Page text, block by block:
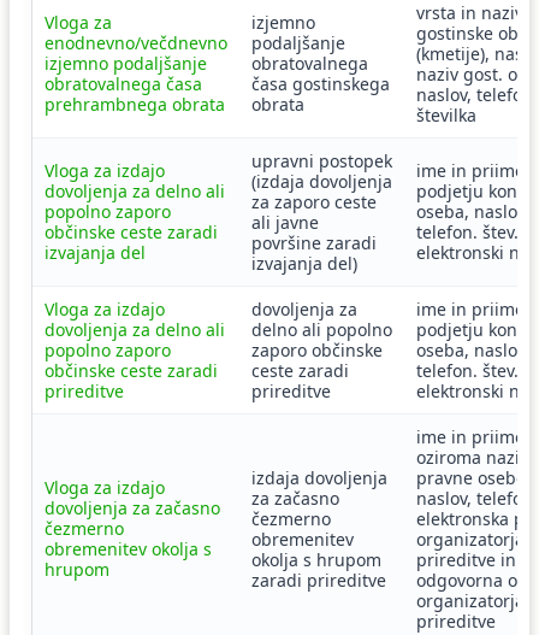
Vloga za
enodnevno/večdnevno
izjemno podaljšanje
obratovalnega časa
prehrambnega obrata
izjemno
podaljšanje
obratovalnega
časa gostinskega
obrata
vrsta in naziv
gostinske
(kmetije),
naziv gost.
naslov,
številka
Vloga za izdajo
dovoljenja za delno ali
popolno zaporo
občinske ceste zaradi
izvajanja del
upravni postopek
(izdaja dovoljenja
za zaporo ceste
ali javne
površine zaradi
izvajanja del)
ime in
podjetju
oseba, naslov,
telefon. štev.,
elektronski
Vloga za izdajo
dovoljenja za delno ali
popolno zaporo
občinske ceste zaradi
prireditve
dovoljenja za
delno ali popolno
zaporo občinske
ceste zaradi
prireditve
ime in
podjetju
oseba, naslov,
telefon. štev.,
elektronski
Vloga za izdajo
dovoljenja za začasno
čezmerno
obremenitev okolja s
hrupom
izdaja dovoljenja
za začasno
čezmerno
obremenitev
okolja s hrupom
zaradi prireditve
ime in priimek
oziroma naziv
pravne osebe,
naslov, telefon,
elektronska
organizatorja
prireditve in
odgovorna
organizatorja
prireditve